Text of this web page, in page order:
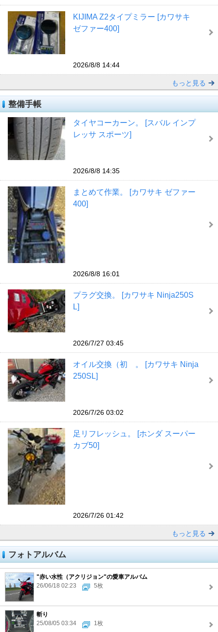
KIJIMA Z2タイプミラー [カワサキ
ゼファー400]
2026/8/8 14:44
もっと見る
整備手帳
タイヤコーカーン。 [スバル インプ
レッサ スポーツ]
2026/8/8 14:35
まとめて作業。 [カワサキ ゼファー
400]
2026/8/8 16:01
プラグ交換。 [カワサキ Ninja250S
L]
2026/7/27 03:45
オイル交換（初 。 [カワサキ Ninja
250SL]
2026/7/26 03:02
足リフレッシュ。 [ホンダ スーパー
カブ50]
2026/7/26 01:42
もっと見る
フォトアルバム
"赤い水性（アクリジョン"の愛車アルバム
26/06/18 02:23
5枚
斬り
25/08/05 03:34
1枚